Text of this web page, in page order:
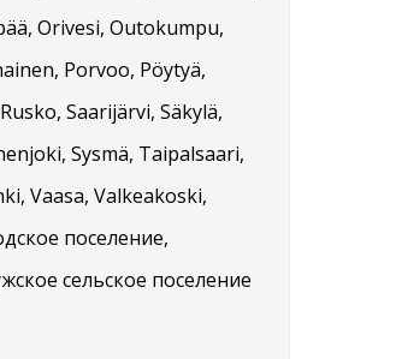
Orivesi, Outokumpu,
Porvoo, Pöytyä,
Saarijärvi, Säkylä,
Sysmä, Taipalsaari,
Vaasa, Valkeakoski,
поселение,
сельское поселение